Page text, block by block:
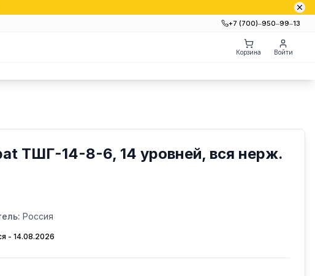
+7 (700)‒950‒99‒13
Корзина Войти
ТШГ-14-8-6, 14 уровней, вся нерж.
Россия
- 14.08.2026